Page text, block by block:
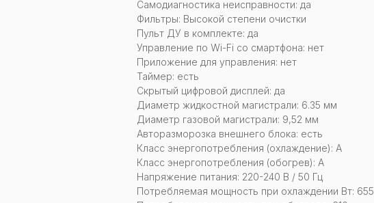
Самодиагностика неисправности: да
Фильтры: Высокой степени очистки
Пульт ДУ в комплекте: да
Управление по Wi-Fi со смартфона: нет
Приложение для управления: нет
Таймер: есть
Скрытый цифровой дисплей: да
Диаметр жидкостной магистрали: 6.35 мм
Диаметр газовой магистрали: 9,52 мм
Авторазморозка внешнего блока: есть
Класс энергопотребления (охлаждение): А
Класс энергопотребления (обогрев): А
Напряжение питания: 220-240 В / 50 Гц
Потребляемая мощность при охлаждении Вт: 655